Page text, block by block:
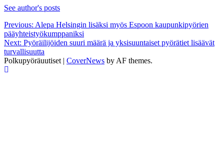
See author's posts
Post
navigation
Previous: Alepa Helsingin lisäksi myös Espoon kaupunkipyörien
pääyhteistyökumppaniksi
Next: Pyöräilijöiden suuri määrä ja yksisuuntaiset pyörätiet lisäävät
turvallisuutta
Polkupyöräuutiset | CoverNews by AF themes.